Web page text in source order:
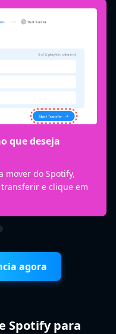
que deseja
mover do Spotify,
e clique em
agora
Spotify para